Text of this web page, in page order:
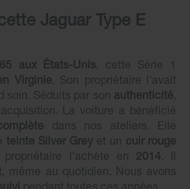
Jaguar Type E
aux États-Unis , cette Série 1
Virginie . Son propriétaire l'avait
soin. Séduits par son authenticité
La voiture a bénéficié
dans nos ateliers. Elle
teinte Silver Grey et un cuir rouge
l’achète en 2014 . Il
même au quotidien. Nous avons
pendant toutes ces années.